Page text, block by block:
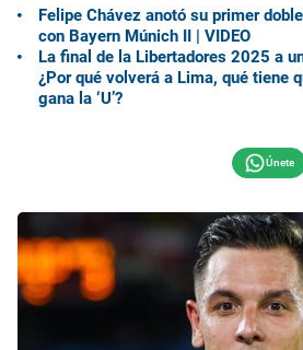
Felipe Chávez anotó su primer
con Bayern Múnich II | VIDEO
La final de la Libertadores 2025 a
¿Por qué volverá a Lima, qué tiene
gana la ‘U’?